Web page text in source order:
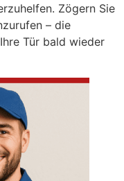
Zögern Sie
– die
Tür bald wieder